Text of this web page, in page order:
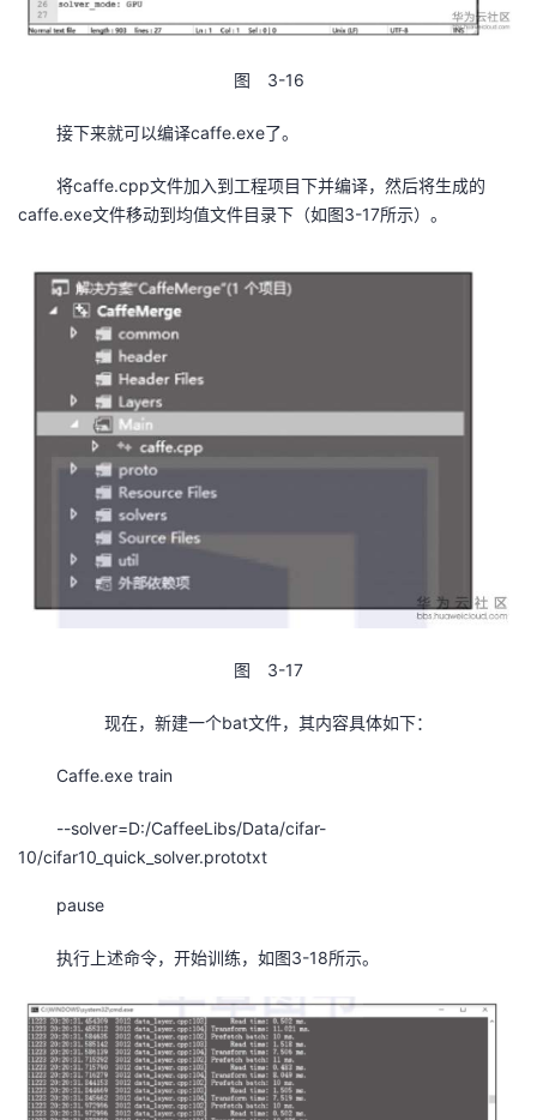
图 3-16
接下来就可以编译caffe.exe了。
将caffe.cpp文件加入到工程项目下并编译，然后将生成的
caffe.exe文件移动到均值文件目录下（如图3-17所示）。
图 3-17
现在，新建一个bat文件，其内容具体如下：
Caffe.exe train
--solver=D:/CaffeeLibs/Data/cifar-
10/cifar10_quick_solver.prototxt
pause
执行上述命令，开始训练，如图3-18所示。